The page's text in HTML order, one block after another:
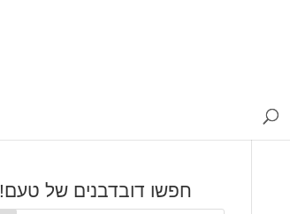
חפשו דובדבנים של טעם!